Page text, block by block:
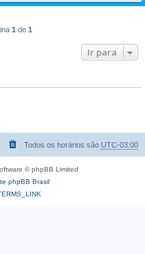
1 de 1
Ir para
Todos os horários são UTC-03:00
© phpBB Limited
phpBB Brasil